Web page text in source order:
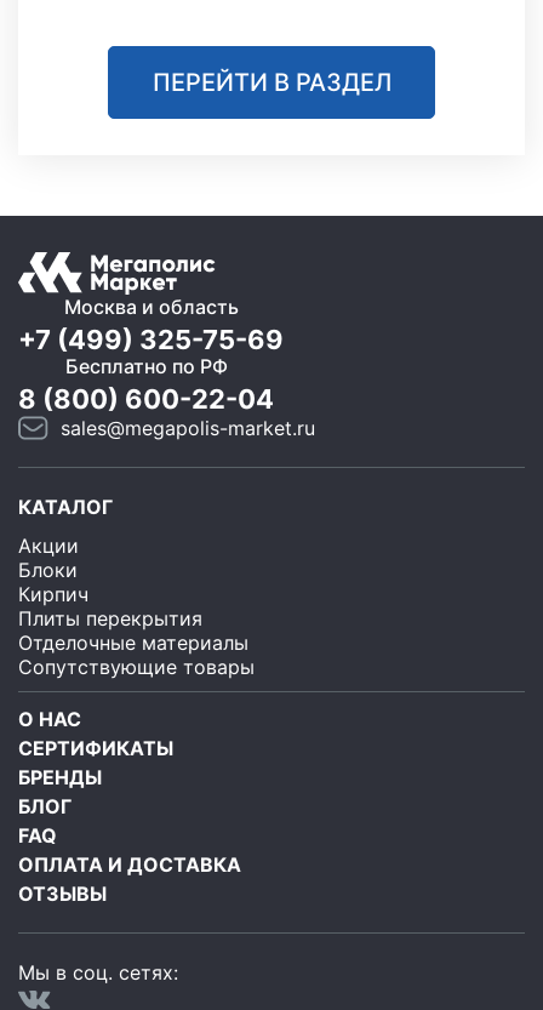
ПЕРЕЙТИ В РАЗДЕЛ
Москва и область
+7 (499) 325-75-69
Бесплатно по РФ
8 (800) 600-22-04
sales@megapolis-market.ru
КАТАЛОГ
Акции
Блоки
Кирпич
Плиты перекрытия
Отделочные материалы
Сопутствующие товары
О НАС
СЕРТИФИКАТЫ
БРЕНДЫ
БЛОГ
FAQ
ОПЛАТА И ДОСТАВКА
ОТЗЫВЫ
Мы в соц. сетях: